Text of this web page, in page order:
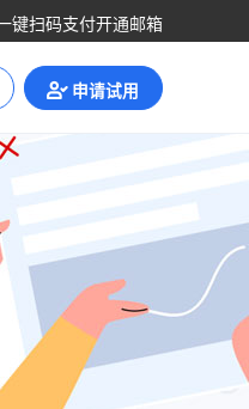
键扫码支付开通邮箱
申请试用